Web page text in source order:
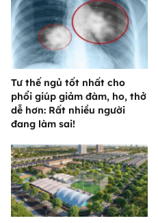
Tư thế ngủ tốt nhất cho
phổi giúp giảm đàm, ho, thở
dễ hơn: Rất nhiều người
đang làm sai!